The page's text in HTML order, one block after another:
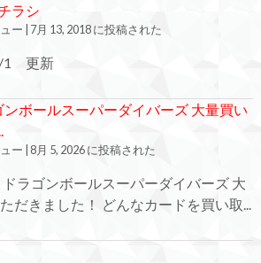
ラシ
ー 7月 13, 2018 に投稿された
1 更新
ンボールスーパーダイバーズ 大量買い
ー 8月 5, 2026 に投稿された
ラゴンボールスーパーダイバーズ 大
だきました！ どんなカードを買い取...